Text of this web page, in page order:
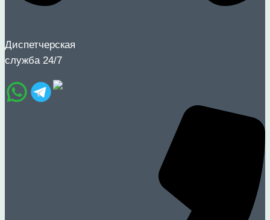
Диспетчерская
служба 24/7